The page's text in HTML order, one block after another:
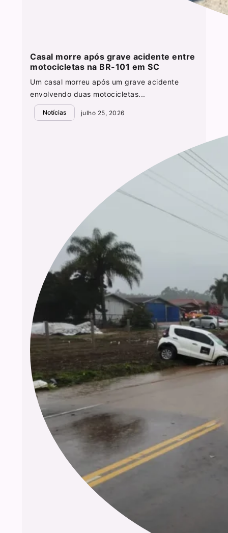
Casal morre após grave acidente entre
motocicletas na BR-101 em SC
Um casal morreu após um grave acidente
envolvendo duas motocicletas...
Notícias julho 25, 2026